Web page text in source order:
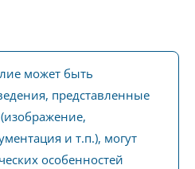
может быть
представленные
и т.п.), могут
особенностей